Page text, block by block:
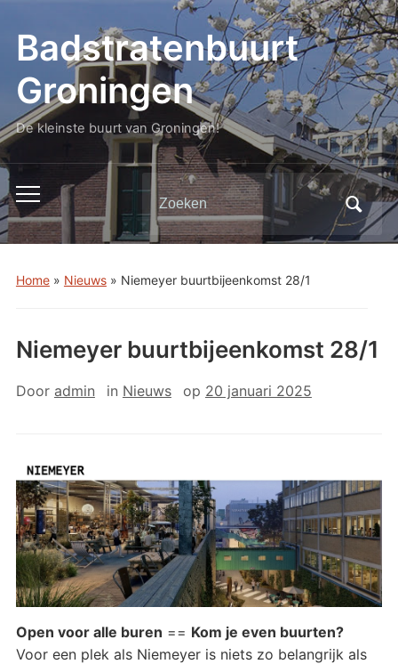
Badstratenbuurt
Groningen
De kleinste buurt van Groningen!
Toggle
mobiel
menu
Zoeken
naar:
Home» Nieuws» Niemeyer buurtbijeenkomst 28/1
Niemeyer buurtbijeenkomst 28/1
Door admin in Nieuws op 20 januari 2025
Open voor alle buren == Kom je even buurten?
Voor een plek als Niemeyer is niets zo belangrijk als